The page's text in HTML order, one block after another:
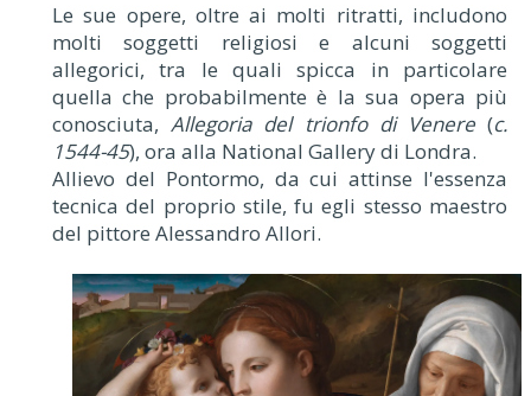
Le sue opere, oltre ai molti ritratti, includono
molti soggetti religiosi e alcuni soggetti
allegorici, tra le quali spicca in particolare
quella che probabilmente è la sua opera più
conosciuta,Allegoria del trionfo di Venere(c.
1544-45), ora alla National Gallery di Londra.
Allievo del Pontormo, da cui attinse l'essenza
tecnica del proprio stile, fu egli stesso maestro
del pittore Alessandro Allori.